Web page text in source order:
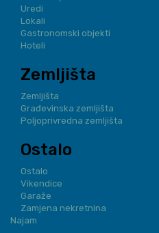
Uredi
Lokali
Gastronomski objekti
Hoteli
Zemljišta
Zemljišta
Građevinska zemljišta
Poljoprivredna zemljišta
Ostalo
Ostalo
Vikendice
Garaže
Zamjena nekretnina
Najam